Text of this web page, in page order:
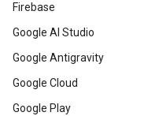
Firebase
Google AI Studio
Google Antigravity
Google Cloud
Google Play